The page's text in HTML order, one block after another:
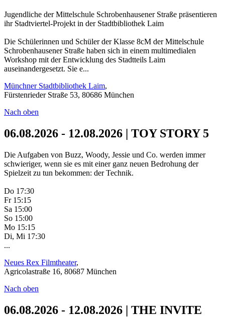
Jugendliche der Mittelschule Schrobenhausener Straße präsentieren
ihr Stadtviertel-Projekt in der Stadtbibliothek Laim
Die Schülerinnen und Schüler der Klasse 8cM der Mittelschule
Schrobenhausener Straße haben sich in einem multimedialen
Workshop mit der Entwicklung des Stadtteils Laim
auseinandergesetzt. Sie e...
Münchner Stadtbibliothek Laim,
Fürstenrieder Straße 53, 80686 München
Nach oben
06.08.2026 - 12.08.2026 | TOY STORY 5
Die Aufgaben von Buzz, Woody, Jessie und Co. werden immer
schwieriger, wenn sie es mit einer ganz neuen Bedrohung der
Spielzeit zu tun bekommen: der Technik.
Do 17:30
Fr 15:15
Sa 15:00
So 15:00
Mo 15:15
Di, Mi 17:30
...
Neues Rex Filmtheater,
Agricolastraße 16, 80687 München
Nach oben
06.08.2026 - 12.08.2026 | THE INVITE